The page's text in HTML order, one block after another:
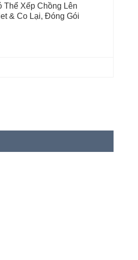
Thể Xếp Chồng Lên
& Co Lại, Đóng Gói